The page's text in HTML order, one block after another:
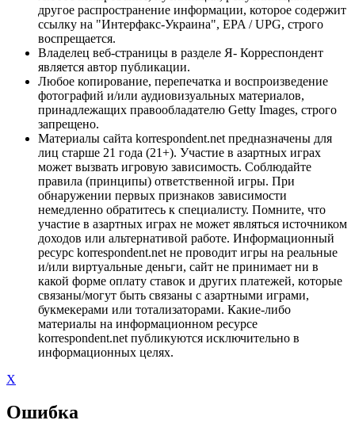
другое распространение информации, которое содержит
ссылку на "Интерфакс-Украина", EPA / UPG, строго
воспрещается.
Владелец веб-страницы в разделе Я- Корреспондент
является автор публикации.
Любое копирование, перепечатка и воспроизведение
фотографий и/или аудиовизуальных материалов,
принадлежащих правообладателю Getty Images, строго
запрещено.
Материалы сайта korrespondent.net предназначены для
лиц старше 21 года (21+). Участие в азартных играх
может вызвать игровую зависимость. Соблюдайте
правила (принципы) ответственной игры. При
обнаружении первых признаков зависимости
немедленно обратитесь к специалисту. Помните, что
участие в азартных играх не может являться источником
доходов или альтернативой работе. Информационный
ресурс korrespondent.net не проводит игры на реальные
и/или виртуальные деньги, сайт не принимает ни в
какой форме оплату ставок и других платежей, которые
связаны/могут быть связаны с азартными играми,
букмекерами или тотализаторами. Какие-либо
материалы на информационном ресурсе
korrespondent.net публикуются исключительно в
информационных целях.
X
Ошибка